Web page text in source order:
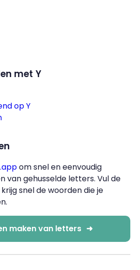
met Y
op Y
om snel en eenvoudig
van gehusselde letters. Vul de
snel de woorden die je
maken van letters ➜